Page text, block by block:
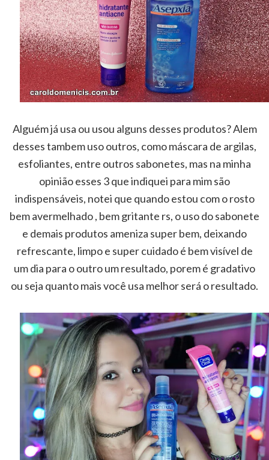
Alguém já usa ou usou alguns desses produtos? Alem
desses tambem uso outros, como máscara de argilas,
esfoliantes, entre outros sabonetes, mas na minha
opinião esses 3 que indiquei para mim são
indispensáveis, notei que quando estou com o rosto
bem avermelhado , bem gritante rs, o uso do sabonete
e demais produtos ameniza super bem, deixando
refrescante, limpo e super cuidado é bem visível de
um dia para o outro um resultado, porem é gradativo
ou seja quanto mais você usa melhor será o resultado.